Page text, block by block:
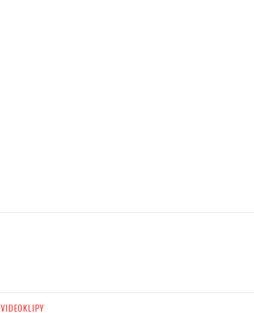
VIDEOKLIPY